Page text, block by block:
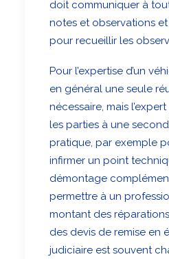
doit communiquer à
notes et observations
pour recueillir les
Pour l’expertise d’un
en général une seule
nécessaire, mais
les parties à une
pratique, par exemple
infirmer un point
démontage
permettre à un
montant des
des devis de remise en
judiciaire est souvent